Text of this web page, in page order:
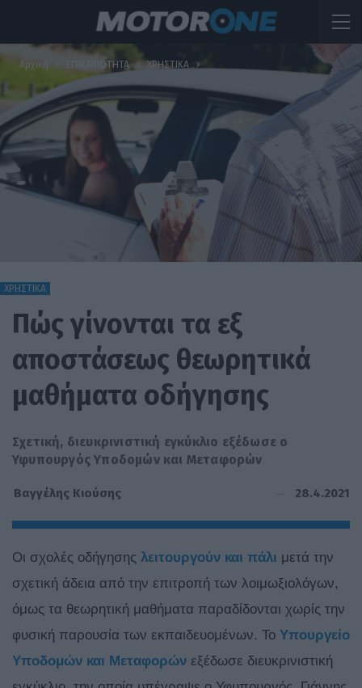
Αρχική ΕΠΙΚΑΙΡΟΤΗΤΑ ΧΡΗΣΤΙΚΑ
ΧΡΗΣΤΙΚΑ
Πώς γίνονται τα εξ
αποστάσεως θεωρητικά
μαθήματα οδήγησης
Σχετική, διευκρινιστική εγκύκλιο εξέδωσε ο
Υφυπουργός Υποδομών και Μεταφορών
Βαγγέλης Κιούσης 28.4.2021
Οι σχολές οδήγησης λειτουργούν και πάλι μετά την
σχετική άδεια από την επιτροπή των λοιμωξιολόγων,
όμως τα θεωρητική μαθήματα παραδίδονται χωρίς την
φυσική παρουσία των εκπαιδευομένων. Το Υπουργείο
Υποδομών και Μεταφορών εξέδωσε διευκρινιστική